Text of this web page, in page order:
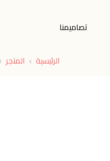
تصاميمنا
الرئيسية المتجر